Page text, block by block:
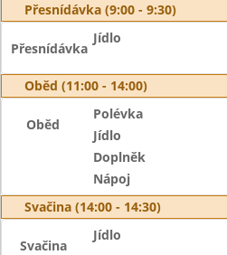
Přesnídávka (9:00 - 9:30)
Přesnídávka
Jídlo
Oběd (11:00 - 14:00)
Oběd
Polévka
Jídlo
Doplněk
Nápoj
Svačina (14:00 - 14:30)
Svačina
Jídlo